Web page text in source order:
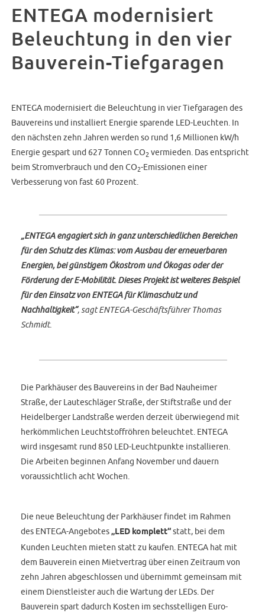
ENTEGA modernisiert
Beleuchtung in den vier
Bauverein-Tiefgaragen
ENTEGA modernisiert die Beleuchtung in vier Tiefgaragen des
Bauvereins und installiert Energie sparende LED-Leuchten. In
den nächsten zehn Jahren werden so rund 1,6 Millionen kW/h
Energie gespart und 627 Tonnen CO2 vermieden. Das entspricht
beim Stromverbrauch und den CO2-Emissionen einer
Verbesserung von fast 60 Prozent.
„ENTEGA engagiert sich in ganz unterschiedlichen Bereichen
für den Schutz des Klimas: vom Ausbau der erneuerbaren
Energien, bei günstigem Ökostrom und Ökogas oder der
Förderung der E-Mobilität. Dieses Projekt ist weiteres Beispiel
für den Einsatz von ENTEGA für Klimaschutz und
Nachhaltigkeit“, sagt ENTEGA-Geschäftsführer Thomas
Schmidt.
Die Parkhäuser des Bauvereins in der Bad Nauheimer
Straße, der Lauteschläger Straße, der Stiftstraße und der
Heidelberger Landstraße werden derzeit überwiegend mit
herkömmlichen Leuchtstoffröhren beleuchtet. ENTEGA
wird insgesamt rund 850 LED-Leuchtpunkte installieren.
Die Arbeiten beginnen Anfang November und dauern
voraussichtlich acht Wochen.
Die neue Beleuchtung der Parkhäuser findet im Rahmen
des ENTEGA-Angebotes„LED komplett“statt, bei dem
Kunden Leuchten mieten statt zu kaufen. ENTEGA hat mit
dem Bauverein einen Mietvertrag über einen Zeitraum von
zehn Jahren abgeschlossen und übernimmt gemeinsam mit
einem Dienstleister auch die Wartung der LEDs. Der
Bauverein spart dadurch Kosten im sechsstelligen Euro-